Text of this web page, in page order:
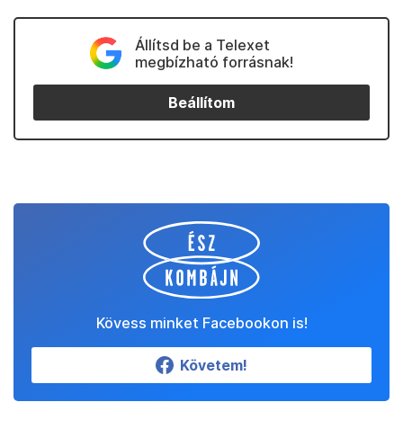
Állítsd be a Telexet
megbízható forrásnak!
Beállítom
Kövess minket Facebookon is!
Követem!